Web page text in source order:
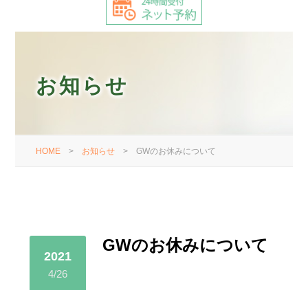
お知らせ
HOME > お知らせ >GWのお休みについて
2021
4/26
GWのお休みについて